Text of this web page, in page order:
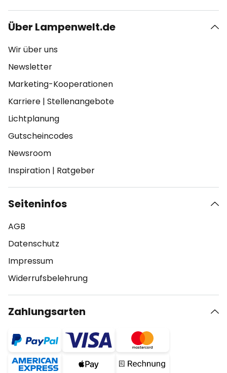
Über Lampenwelt.de
Wir über uns
Newsletter
Marketing-Kooperationen
Karriere | Stellenangebote
Lichtplanung
Gutscheincodes
Newsroom
Inspiration | Ratgeber
Seiteninfos
AGB
Datenschutz
Impressum
Widerrufsbelehrung
Zahlungsarten